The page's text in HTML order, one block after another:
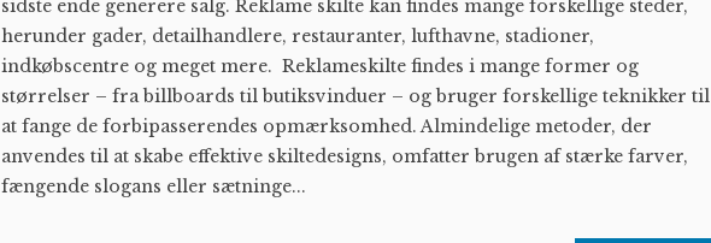
sidste ende generere salg. Reklame skilte kan findes mange forskellige steder,
herunder gader, detailhandlere, restauranter, lufthavne, stadioner,
indkøbscentre og meget mere. Reklameskilte findes i mange former og
størrelser – fra billboards til butiksvinduer – og bruger forskellige teknikker til
at fange de forbipasserendes opmærksomhed. Almindelige metoder, der
anvendes til at skabe effektive skiltedesigns, omfatter brugen af stærke farver,
fængende slogans eller sætninge...